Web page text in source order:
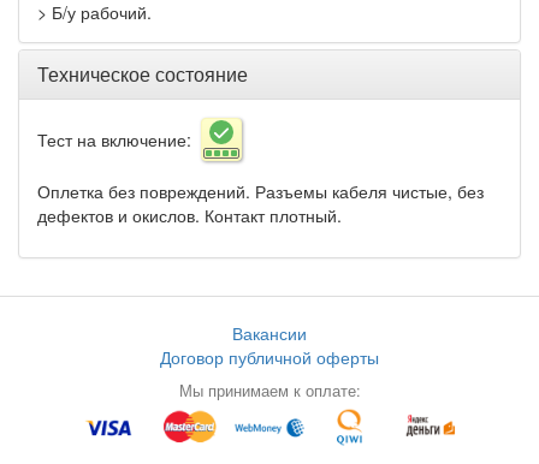
> Б/у рабочий.
Техническое состояние
Тест на включение:
Оплетка без повреждений. Разъемы кабеля чистые, без
дефектов и окислов. Контакт плотный.
Вакансии
Договор публичной оферты
Мы принимаем к оплате: